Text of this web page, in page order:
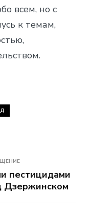
всем, но с
к темам,
пестицидами
Дзержинском